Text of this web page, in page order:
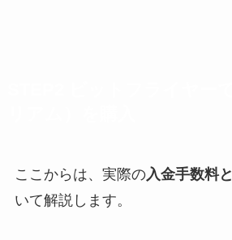
ここからは、実際の入金手数料
いて解説します。